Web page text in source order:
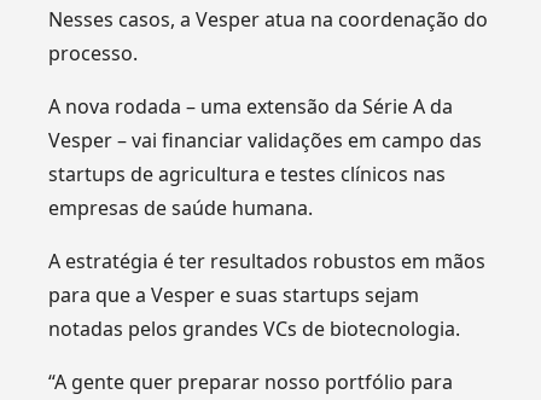
Nesses casos, a Vesper atua na coordenação do
processo.
A nova rodada – uma extensão da Série A da
Vesper – vai financiar validações em campo das
startups de agricultura e testes clínicos nas
empresas de saúde humana.
A estratégia é ter resultados robustos em mãos
para que a Vesper e suas startups sejam
notadas pelos grandes VCs de biotecnologia.
“A gente quer preparar nosso portfólio para